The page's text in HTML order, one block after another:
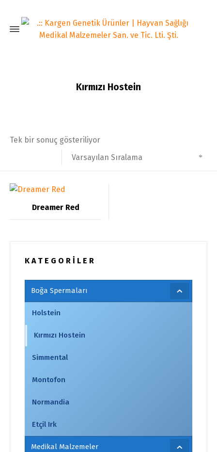
Kırmızı Hostein
Tek bir sonuç gösteriliyor
Varsayılan Sıralama
Dreamer Red
K A T E G O R İ L E R
Boğa Spermaları
Holstein
Kırmızı Hostein
Simmental
Montofon
Normandia
Etçil Irk
Medikal Malzemeler